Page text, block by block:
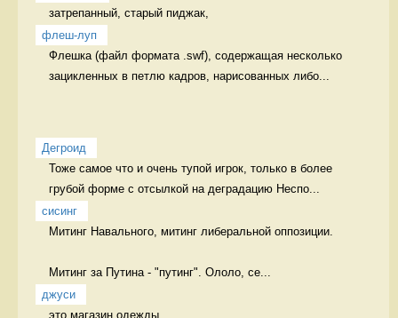
затрепанный, старый пиджак,
флеш-луп
Флешка (файл формата .swf), содержащая несколько
зацикленных в петлю кадров, нарисованных либо...
Дегроид
Тоже самое что и очень тупой игрок, только в более
грубой форме с отсылкой на деградацию Неспо...
сисинг
Митинг Навального, митинг либеральной оппозиции.
Митинг за Путина - "путинг". Ололо, се...
джуси
это магазин одежды